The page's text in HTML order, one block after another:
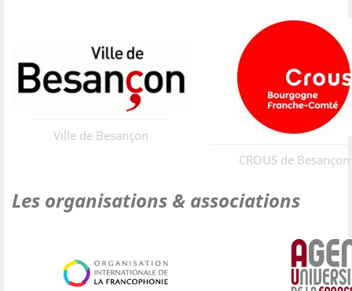
Ville de Besançon
CROUS de Besançon
Les organisations & associations